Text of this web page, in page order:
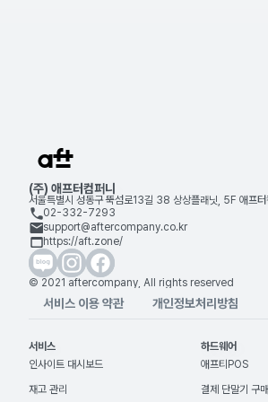
(주) 애프터컴퍼니
서울특별시 성동구 뚝섬로13길 38 상상플래닛, 5F 애프터
02-332-7293
support@aftercompany.co.kr
https://aft.zone/
© 2021 aftercompany, All rights reserved
서비스 이용 약관 개인정보처리방침
서비스
인사이트 대시보드
재고 관리
하드웨어
애프티POS
결제 단말기 구매